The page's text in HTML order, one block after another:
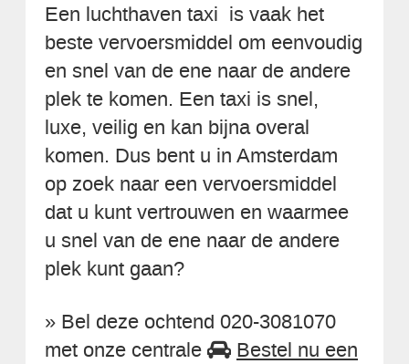
Een luchthaven taxi is vaak het
beste vervoersmiddel om eenvoudig
en snel van de ene naar de andere
plek te komen. Een taxi is snel,
luxe, veilig en kan bijna overal
komen. Dus bent u in Amsterdam
op zoek naar een vervoersmiddel
dat u kunt vertrouwen en waarmee
u snel van de ene naar de andere
plek kunt gaan?
» Bel deze ochtend 020-3081070
met onze centrale
Bestel nu een